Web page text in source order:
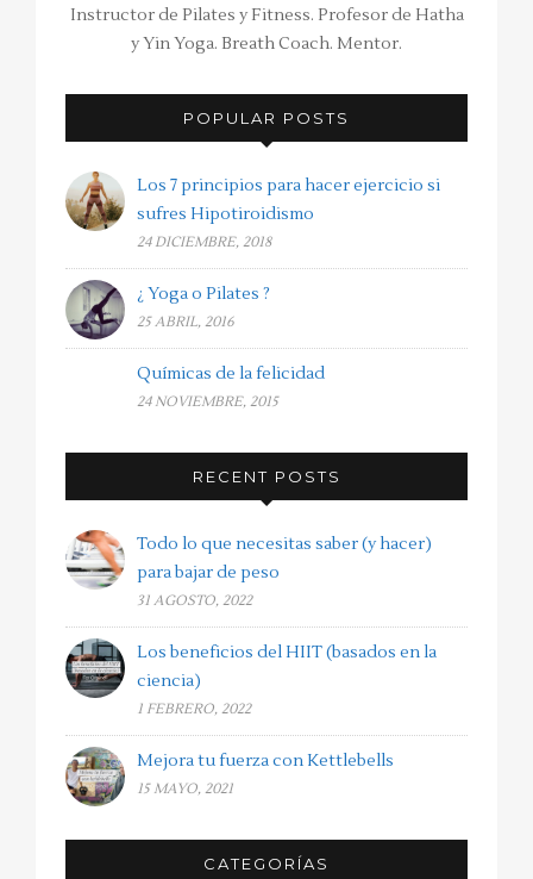
Instructor de Pilates y Fitness. Profesor de Hatha
y Yin Yoga. Breath Coach. Mentor.
POPULAR POSTS
Los 7 principios para hacer ejercicio si
sufres Hipotiroidismo
24 DICIEMBRE, 2018
¿ Yoga o Pilates ?
25 ABRIL, 2016
Químicas de la felicidad
24 NOVIEMBRE, 2015
RECENT POSTS
Todo lo que necesitas saber (y hacer)
para bajar de peso
31 AGOSTO, 2022
Los beneficios del HIIT (basados en la
ciencia)
1 FEBRERO, 2022
Mejora tu fuerza con Kettlebells
15 MAYO, 2021
CATEGORÍAS